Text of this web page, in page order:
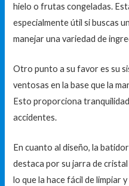
hielo o frutas congeladas.
especialmente útil si buscas
manejar una variedad de
Otro punto a su favor es su
ventosas en la base que la
Esto proporciona
accidentes.
En cuanto al diseño, la
destaca por su jarra de
lo que la hace fácil de limpiar